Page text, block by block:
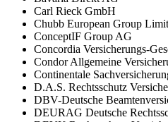
Carl Rieck GmbH
Chubb European Group
ConceptIF Group AG
Concordia Versicherungs-
Condor Allgemeine
Continentale
D.A.S. Rechtsschutz
DBV-Deutsche
DEURAG Deutsche